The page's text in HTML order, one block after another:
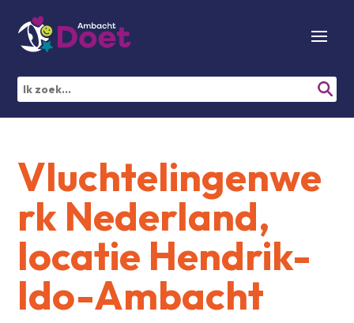
Vluchtelingenwe
rk Nederland,
locatie Hendrik-
Ido-Ambacht